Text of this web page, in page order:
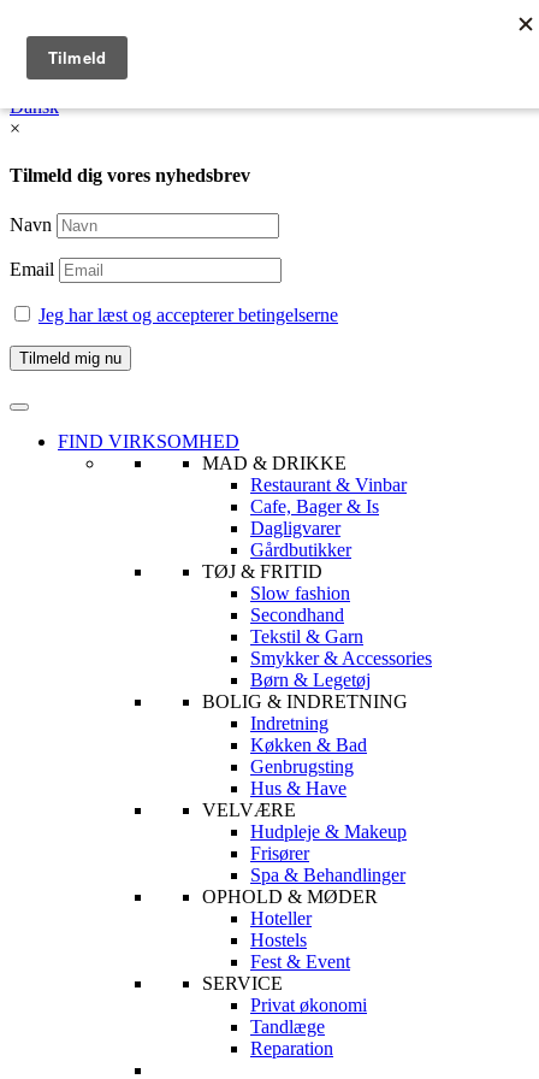
Dansk /
English
Dansk
×
Tilmeld dig vores nyhedsbrev
Navn
Email
Jeg har læst og accepterer betingelserne
FIND VIRKSOMHED
MAD & DRIKKE
Restaurant & Vinbar
Cafe, Bager & Is
Dagligvarer
Gårdbutikker
TØJ & FRITID
Slow fashion
Secondhand
Tekstil & Garn
Smykker & Accessories
Børn & Legetøj
BOLIG & INDRETNING
Indretning
Køkken & Bad
Genbrugsting
Hus & Have
VELVÆRE
Hudpleje & Makeup
Frisører
Spa & Behandlinger
OPHOLD & MØDER
Hoteller
Hostels
Fest & Event
SERVICE
Privat økonomi
Tandlæge
Reparation